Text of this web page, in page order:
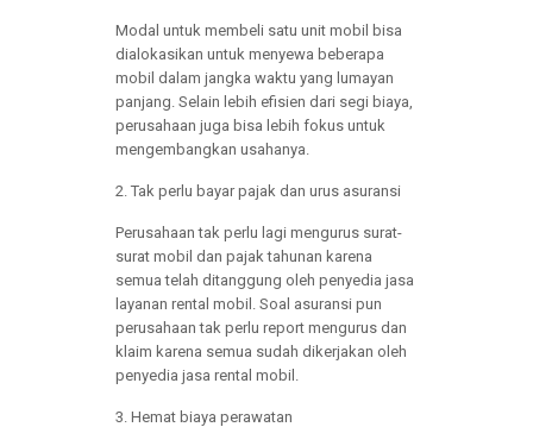
Modal untuk membeli satu unit mobil bisa
dialokasikan untuk menyewa beberapa
mobil dalam jangka waktu yang lumayan
panjang. Selain lebih efisien dari segi biaya,
perusahaan juga bisa lebih fokus untuk
mengembangkan usahanya.
2. Tak perlu bayar pajak dan urus asuransi
Perusahaan tak perlu lagi mengurus surat-
surat mobil dan pajak tahunan karena
semua telah ditanggung oleh penyedia jasa
layanan rental mobil. Soal asuransi pun
perusahaan tak perlu report mengurus dan
klaim karena semua sudah dikerjakan oleh
penyedia jasa rental mobil.
3. Hemat biaya perawatan